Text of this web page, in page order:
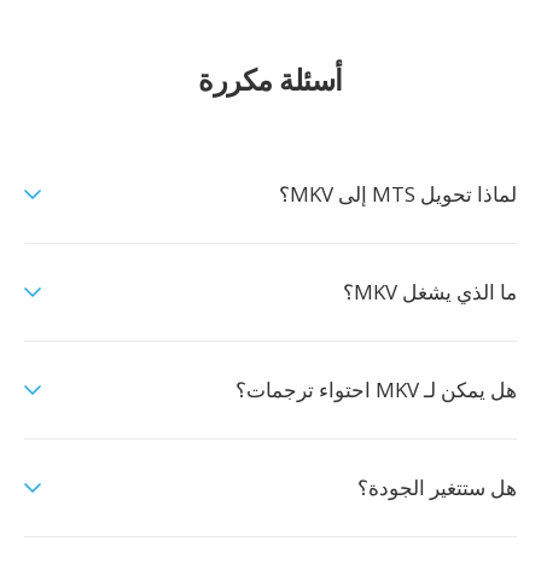
أسئلة مكررة
لماذا تحويل MTS إلى MKV؟
ما الذي يشغل MKV؟
هل يمكن لـ MKV احتواء ترجمات؟
هل ستتغير الجودة؟